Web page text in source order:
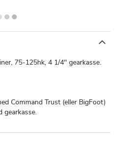
75-125hk, 4 1/4" gearkasse.
Command Trust (eller BigFoot)
gearkasse.